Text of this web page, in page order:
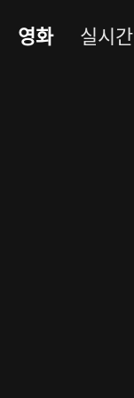
영화 실시간